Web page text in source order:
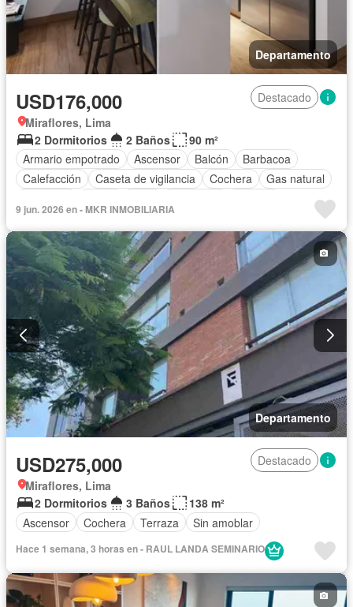
Departamento
USD176,000
Destacado
Miraflores, Lima
2 Dormitorios
2 Baños
90 m²
Armario empotrado
Ascensor Balcón
Barbacoa
Calefacción
Caseta de vigilancia Cochera
Gas natural
Vista panorámica
9 jun. 2026 en - MKR INMOBILIARIA
Departamento
USD275,000
Destacado
Miraflores, Lima
2 Dormitorios
3 Baños
138 m²
Ascensor
Cochera Terraza Sin amoblar
Hace 1 semana, 3 horas en - RAUL LANDA SEMINARIO